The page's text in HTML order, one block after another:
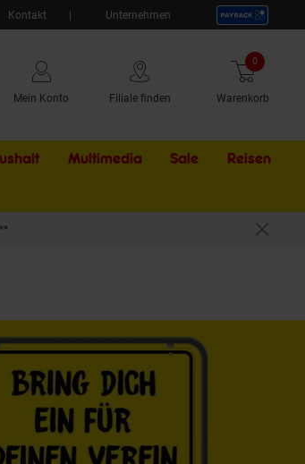
Kontakt Unternehmen
Mein Konto Filiale finden Warenkorb
0 Artikel
Multimedia Sale Externer
Reisen